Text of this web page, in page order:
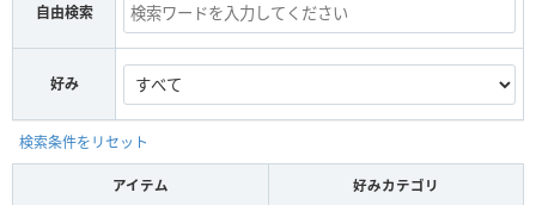
自由検索
好み
検索条件をリセット
アイテム 好みカテゴリ